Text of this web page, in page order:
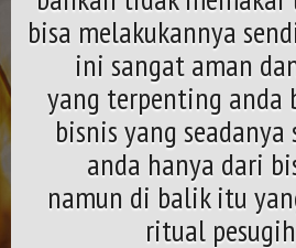
bisa melakukannya
ini sangat aman
yang terpenting
bisnis yang
anda hanya dari
namun di balik itu
ritual